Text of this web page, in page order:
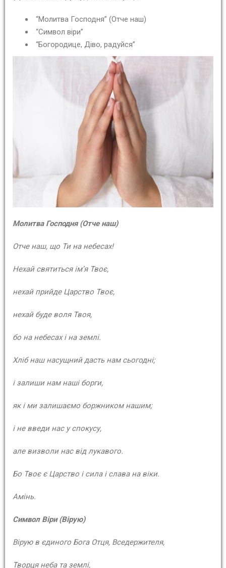
“Молитва Господня” (Отче наш)
“Символ віри”
“Богородице, Діво, радуйся”
Молитва Господня (Отче наш)
Отче наш, що Ти на небесах!
Нехай святиться ім’я Твоє,
нехай прийде Царство Твоє,
нехай буде воля Твоя,
бо на небесах і на землі.
Хліб наш насущний дасть нам сьогодні;
і залиши нам наші борги,
як і ми залишаємо боржником нашим;
і не введи нас у спокусу,
але визволи нас від лукавого.
Бо Твоє є Царство і сила і слава на віки.
Амінь.
Символ Віри (Вірую)
Вірую в єдиного Бога Отця, Вседержителя,
Творця неба та землі,